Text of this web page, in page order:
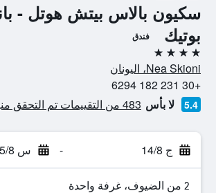
سكيون بالاس بيتش هوتل -
بوتيك
فندق
4 نجوم
Nea Skioni، اليونان
+30 231 182 6294
5.4 لا بأس 483 من التقييمات تم التحقق منها
ج 14/8 - س 15/8
2 من الضيوف، غرفة واحدة